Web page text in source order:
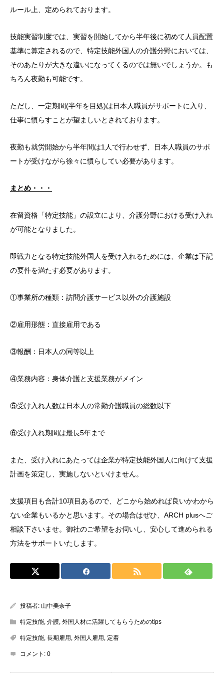
ルール上、定められております。
技能実習制度では、実習を開始してから半年後に初めて人員配置
基準に算定されるので、特定技能外国人の介護分野においては、
そのあたりが大きな違いになってくるのでは無いでしょうか。も
ちろん夜勤も可能です。
ただし、一定期間(半年を目処)は日本人職員がサポートに入り、
仕事に慣らすことが望ましいとされております。
夜勤も就労開始から半年間は1人で行わせず、日本人職員のサポ
ートが受けながら徐々に慣らしてい必要があります。
まとめ・・・
在留資格「特定技能」の設立により、介護分野における受け入れ
が可能となりました。
即戦力となる特定技能外国人を受け入れるためには、企業は下記
の要件を満たす必要があります。
①事業所の種類：訪問介護サービス以外の介護施設
②雇用形態：直接雇用である
③報酬：日本人の同等以上
④業務内容：身体介護と支援業務がメイン
⑤受け入れ人数は日本人の常勤介護職員の総数以下
⑥受け入れ期間は最長5年まで
また、受け入れにあたっては企業が特定技能外国人に向けて支援
計画を策定し、実施しないといけません。
支援項目も合計10項目あるので、どこから始めれば良いかわから
ない企業もいるかと思います。その場合はぜひ、ARCH plusへご
相談下さいませ。御社のご希望をお伺いし、安心して進められる
方法をサポートいたします。
投稿者: 山中美奈子
特定技能, 介護, 外国人材に活躍してもらうためのtips
特定技能, 長期雇用 , 外国人雇用 , 定着
コメント: 0